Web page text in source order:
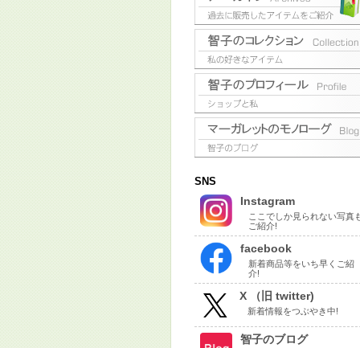
SNS
Instagram
ここでしか見られない写真
ご紹介!
facebook
新着商品等をいち早くご紹
介!
X （旧 twitter)
新着情報をつぶやき中!
智子のブログ